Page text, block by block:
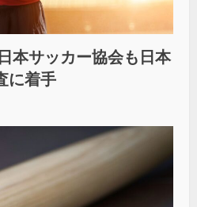
本サッカー協会も日本
に着手